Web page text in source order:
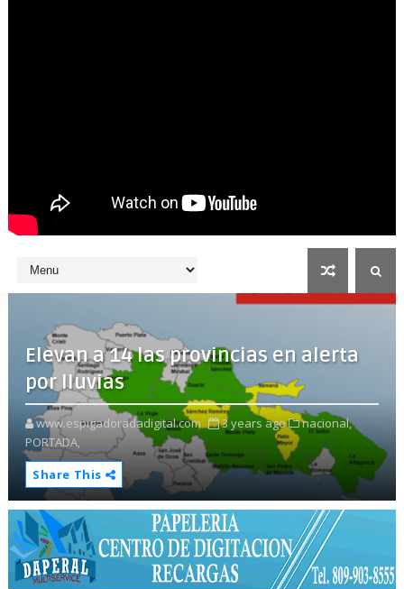
Elevan a 14 las provincias en alerta
por lluvias
www.espigadoradadigital.com 3 years ago
nacional,
PORTADA,
Share This